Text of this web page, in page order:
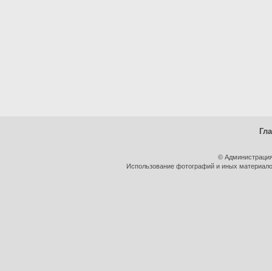
©
Использование фотографий и иных